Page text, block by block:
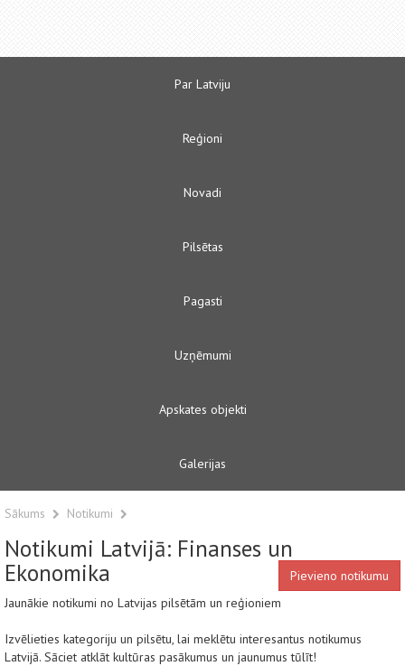
Par Latviju
Reģioni
Novadi
Pilsētas
Pagasti
Uzņēmumi
Apskates objekti
Galerijas
Sākums Notikumi
Notikumi Latvijā: Finanses un
Ekonomika
Pievieno notikumu
Jaunākie notikumi no Latvijas pilsētām un reģioniem
Izvēlieties kategoriju un pilsētu, lai meklētu interesantus notikumus
Latvijā. Sāciet atklāt kultūras pasākumus un jaunumus tūlīt!